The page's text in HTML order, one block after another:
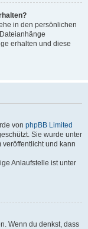
in den persönlichen
erhalten und diese
von phpBB Limited
Sie wurde unter
veröffentlicht und kann
Anlaufstelle ist unter
Wenn du denkst, dass